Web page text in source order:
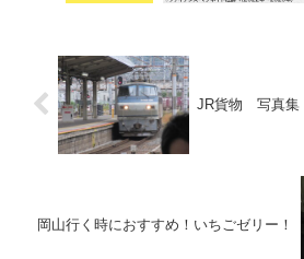
JR貨物 写真集
岡山行く時におすすめ！いちごゼリー！